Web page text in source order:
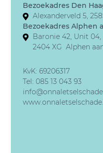
Bezoekadres Den
Alexanderveld 5,
Bezoekadres Alphen
Baronie 42, Unit 04,
2404 XG Alphen
KvK: 69206317
Tel: 085 13 043 93